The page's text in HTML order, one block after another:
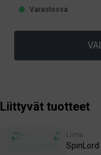
Varastossa
Liittyvät tuotteet
Liima